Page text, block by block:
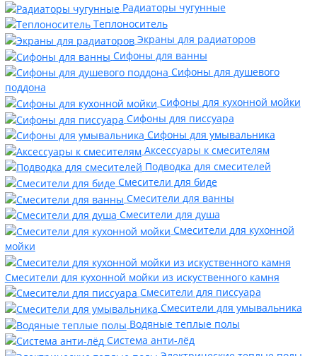
Радиаторы чугунные
Теплоноситель
Экраны для радиаторов
Сифоны для ванны
Сифоны для душевого
поддона
Сифоны для кухонной мойки
Сифоны для писсуара
Сифоны для умывальника
Аксессуары к смесителям
Подводка для смесителей
Смесители для биде
Смесители для ванны
Смесители для душа
Смесители для кухонной
мойки
Смесители для кухонной мойки из искуственного камня
Смесители для писсуара
Смесители для умывальника
Водяные теплые полы
Система анти-лёд